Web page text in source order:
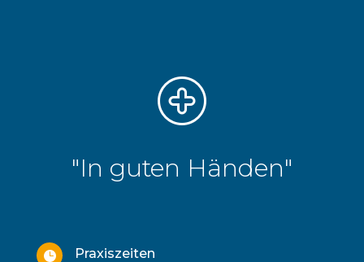
"In guten Händen"

Praxiszeiten